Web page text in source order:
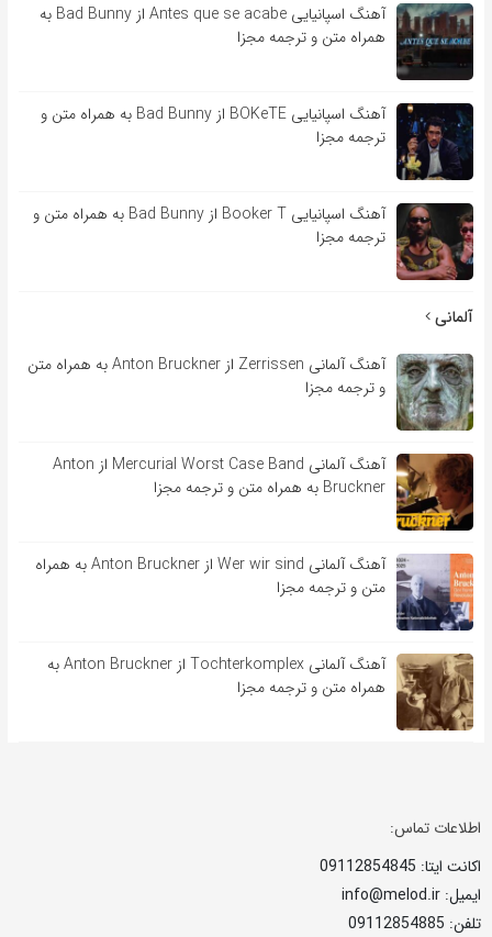
آهنگ اسپانیایی Antes que se acabe از Bad Bunny به
همراه متن و ترجمه مجزا
آهنگ اسپانیایی BOKeTE از Bad Bunny به همراه متن و
ترجمه مجزا
آهنگ اسپانیایی Booker T از Bad Bunny به همراه متن و
ترجمه مجزا
آلمانی
آهنگ آلمانی Zerrissen از Anton Bruckner به همراه متن
و ترجمه مجزا
آهنگ آلمانی Mercurial Worst Case Band از Anton
Bruckner به همراه متن و ترجمه مجزا
آهنگ آلمانی Wer wir sind از Anton Bruckner به همراه
متن و ترجمه مجزا
آهنگ آلمانی Tochterkomplex از Anton Bruckner به
همراه متن و ترجمه مجزا
اطلاعات تماس:
اکانت ایتا: 09112854845
ایمیل: info@melod.ir
تلفن: 09112854885